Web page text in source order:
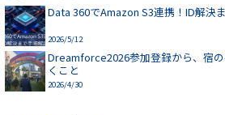
Data 360でAmazon S3連携！ID解決
2026/5/12
Dreamforce2026参加登録から、宿
くこと
2026/4/30